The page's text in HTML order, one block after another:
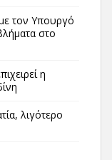
τον Υπουργό
στο
η
λιγότερο